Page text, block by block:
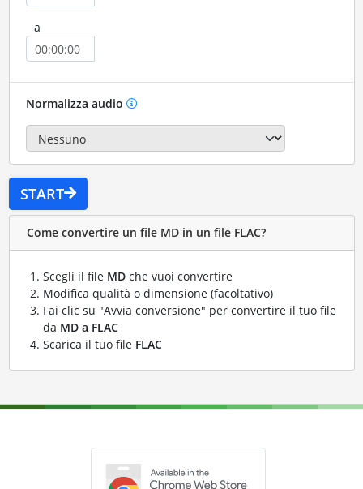
a
Normalizza audio
START
Come convertire un file MD in un file FLAC?
Scegli il file MDche vuoi convertire
Modifica qualità o dimensione (facoltativo)
Fai clic su "Avvia conversione" per convertire il tuo file
da MD a FLAC
Scarica il tuo file FLAC